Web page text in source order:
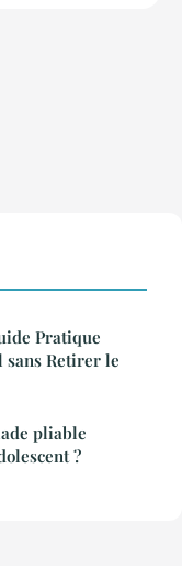
Pratique
sans Retirer le
pliable
?